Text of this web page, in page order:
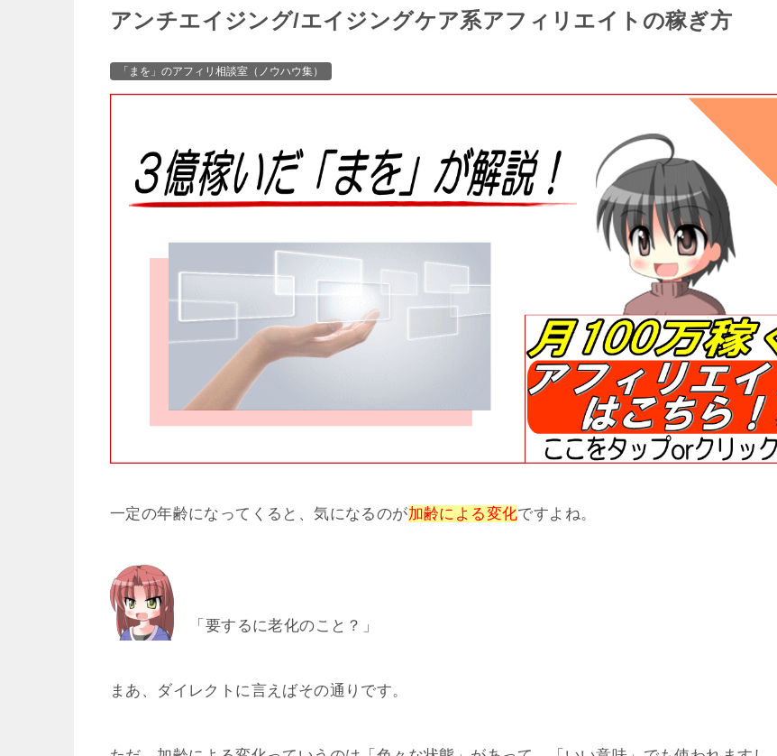
アンチエイジング/エイジングケア系アフィリエイトの稼ぎ方
「まを」のアフィリ相談室（ノウハウ集）
一定の年齢になってくると、気になるのが加齢による変化ですよね。
「要するに老化のこと？」
まあ、ダイレクトに言えばその通りです。